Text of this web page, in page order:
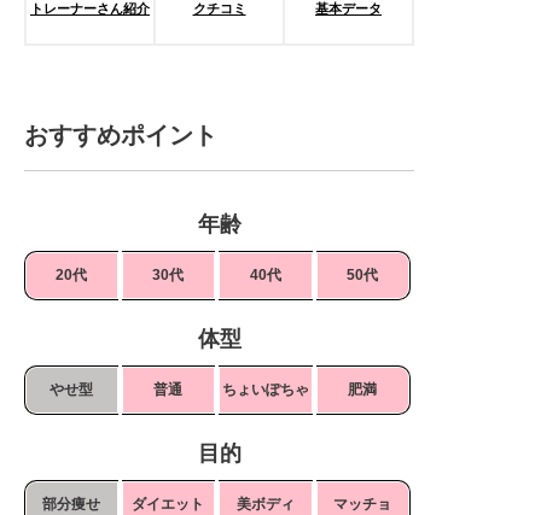
トレーナーさん紹介 クチコミ 基本データ
おすすめポイント
年齢
20代 30代 40代 50代
体型
やせ型 普通 ちょいぽちゃ 肥満
目的
部分痩せ ダイエット 美ボディ マッチョ